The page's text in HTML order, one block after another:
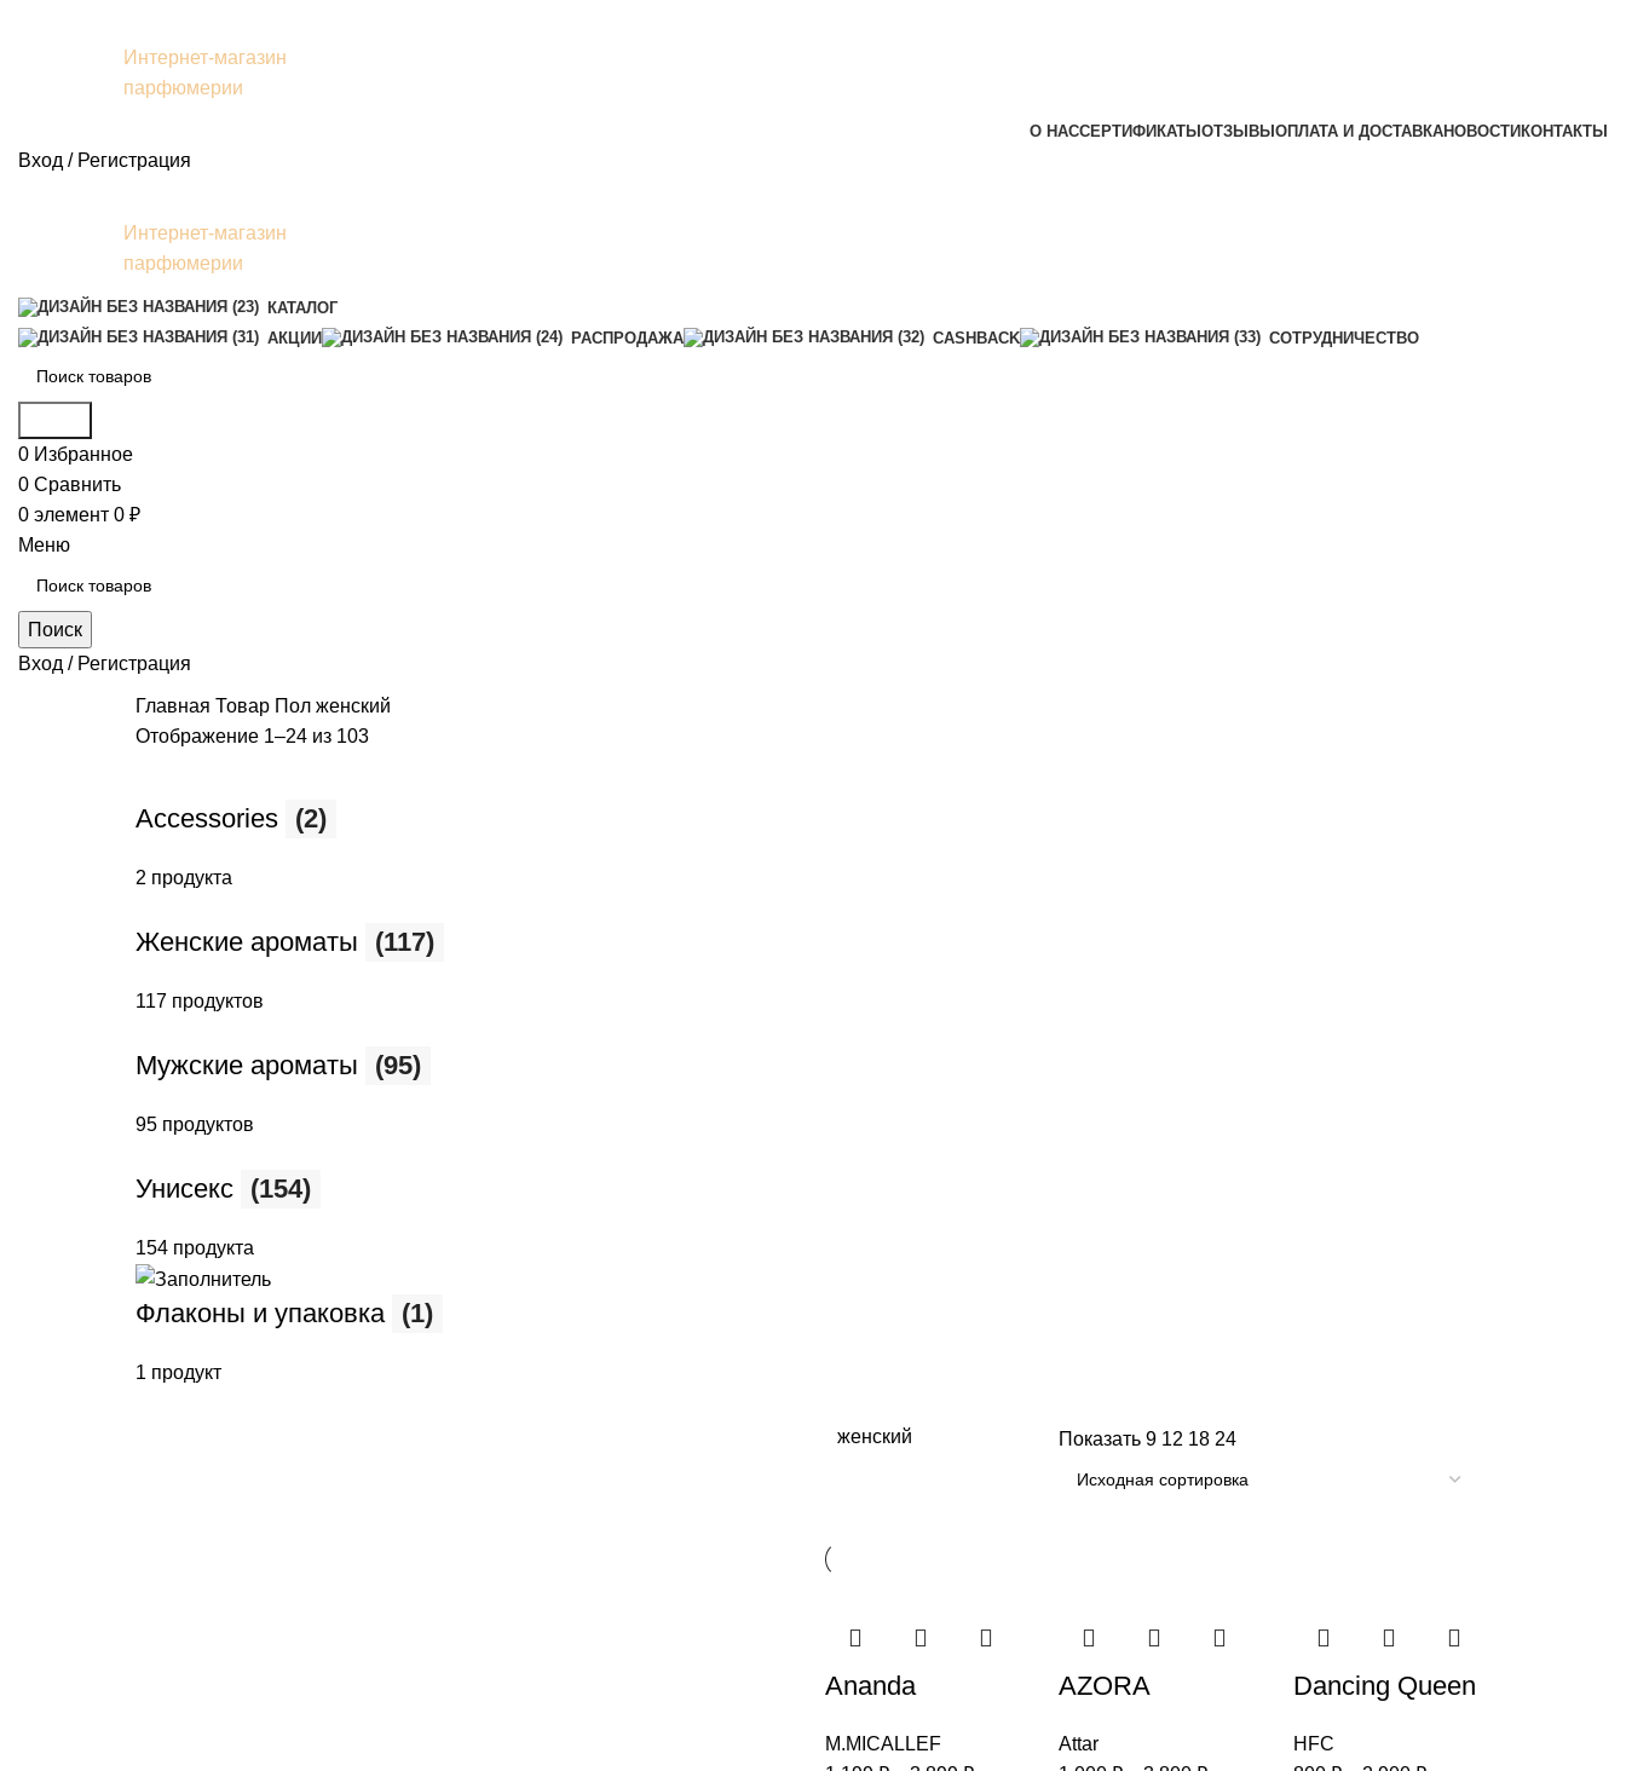
Интернет-магазин
парфюмерии
О НАССЕРТИФИКАТЫ ОТЗЫВЫ ОПЛАТА И ДОСТАВКАНОВОСТИ КОНТАКТЫ
Вход / Регистрация
Интернет-магазин
парфюмерии
КАТАЛОГ
АКЦИИ
РАСПРОДАЖА CASHBACK СОТРУДНИЧЕСТВО
0 Избранное
0 Сравнить
0 элемент 0 ₽
Меню
Поиск
Вход / Регистрация
Главная Товар Пол женский
Отображение 1–24 из 103
Accessories (2)
2 продукта
Женские ароматы (117)
117 продуктов
Мужские ароматы (95)
95 продуктов
Унисекс (154)
154 продукта
Флаконы и упаковка (1)
1 продукт
женский Показать9 12 18 24
Ananda
M.MICALLEF
AZORA
Attar
Dancing Queen
HFC